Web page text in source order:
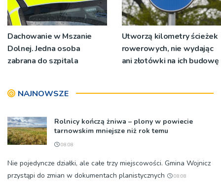
Dachowanie w Mszanie
Dolnej. Jedna osoba
zabrana do szpitala
Utworzą kilometry ścieżek
rowerowych, nie wydając
ani złotówki na ich budowę
NAJNOWSZE
Rolnicy kończą żniwa – plony w powiecie
tarnowskim mniejsze niż rok temu
08:08
Nie pojedyncze działki, ale całe trzy miejscowości. Gmina Wojnicz
przystąpi do zmian w dokumentach planistycznych
08:08